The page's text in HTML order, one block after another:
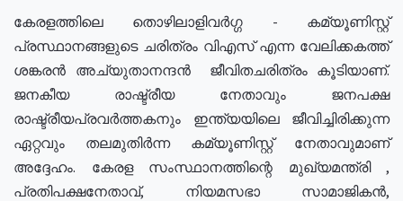
കേരളത്തിലെ തൊഴിലാളിവർഗ്ഗ - കമ്യൂണിസ്റ്റ്
പ്രസ്ഥാനങ്ങളുടെ ചരിത്രം വിഎസ് എന്ന വേലിക്കകത്ത്
ശങ്കരൻ അച്യുതാനന്ദൻ ജീവിതചരിത്രം കൂടിയാണ്.
ജനകീയ രാഷ്ട്രീയ നേതാവും ജനപക്ഷ
രാഷ്ട്രീയപ്രവർത്തകനും ഇന്ത്യയിലെ ജീവിച്ചിരിക്കുന്ന
ഏറ്റവും തലമുതിർന്ന കമ്യൂണിസ്റ്റ് നേതാവുമാണ്
അദ്ദേഹം. കേരള സംസ്ഥാനത്തിന്റെ മുഖ്യമന്ത്രി ,
പ്രതിപക്ഷനേതാവ്, നിയമസഭാ സാമാജികൻ,